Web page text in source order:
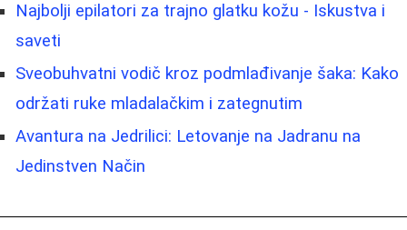
Najbolji epilatori za trajno glatku kožu - Iskustva i
saveti
Sveobuhvatni vodič kroz podmlađivanje šaka: Kako
održati ruke mladalačkim i zategnutim
Avantura na Jedrilici: Letovanje na Jadranu na
Jedinstven Način